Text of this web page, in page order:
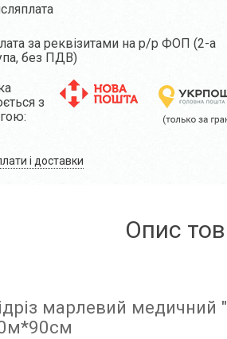
за реквізитами на р/р ФОП (2-а
без ПДВ)
з
і доставки
Опис
марлевий медичний